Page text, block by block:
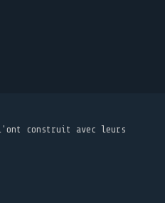
construit avec leurs